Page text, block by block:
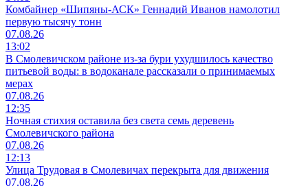
Комбайнер «Шипяны-АСК» Геннадий Иванов намолотил
первую тысячу тонн
07.08.26
13:02
В Смолевичском районе из‑за бури ухудшилось качество
питьевой воды: в водоканале рассказали о принимаемых
мерах
07.08.26
12:35
Ночная стихия оставила без света семь деревень
Смолевичского района
07.08.26
12:13
Улица Трудовая в Смолевичах перекрыта для движения
07.08.26